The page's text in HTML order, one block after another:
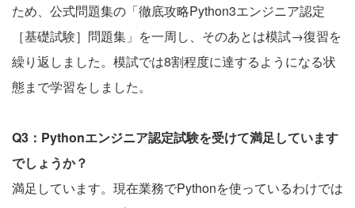
ため、公式問題集の「徹底攻略Python3エンジニア認定
［基礎試験］問題集」を一周し、そのあとは模試→復習を
繰り返しました。模試では8割程度に達するようになる状
態まで学習をしました。
Q3：Pythonエンジニア認定試験を受けて満足しています
でしょうか？
満足しています。現在業務でPythonを使っているわけでは